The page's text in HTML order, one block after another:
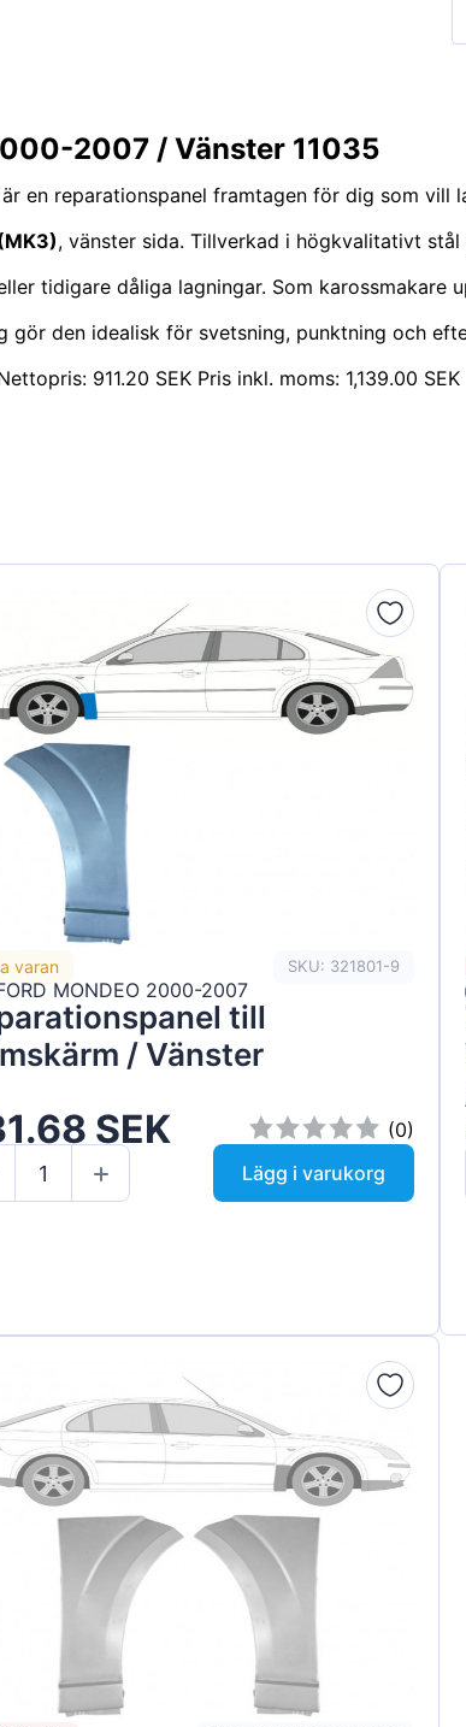
2007 / Vänster 11035
är en reparationspanel framtagen för dig som vill
, vänster sida. Tillverkad i högkvalitativt
tidigare dåliga lagningar. Som karossmakare
gör den idealisk för svetsning, punktning och
911.20 SEK Pris inkl. moms: 1,139.00 SEK
varan SKU: 321801-9
MONDEO 2000-2007
till
/ Vänster
SEK
(0)
Lägg i varukorg